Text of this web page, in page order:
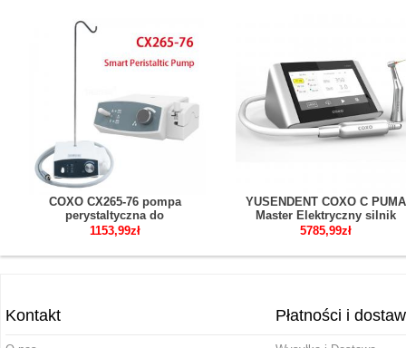
COXO CX265-76 pompa
perystaltyczna do
automatycznego zaopatrzenia w
dentystycznym
1153,99zł
YUSENDENT COXO C PUMA
Master Elektryczny silnik
endodontyczny z kątnicą 6:1 i
5785,99zł
Kontakt Płatności i